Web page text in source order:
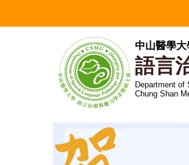
中山醫學大
語言
Department of
Chung Shan